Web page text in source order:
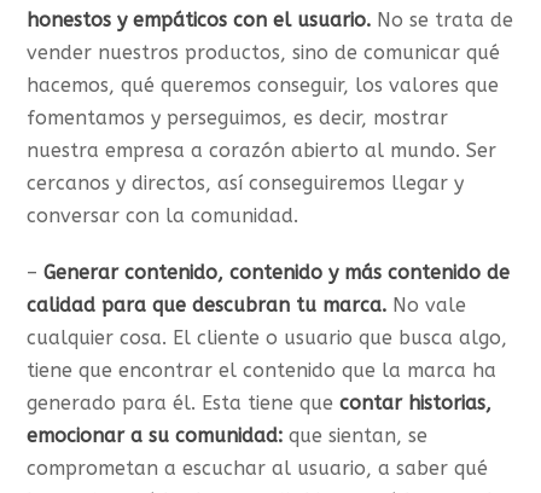
honestos y empáticos con el usuario. No se trata de
vender nuestros productos, sino de comunicar qué
hacemos, qué queremos conseguir, los valores que
fomentamos y perseguimos, es decir, mostrar
nuestra empresa a corazón abierto al mundo. Ser
cercanos y directos, así conseguiremos llegar y
conversar con la comunidad.
–Generar contenido, contenido y más contenido de
calidad para que descubran tu marca. No vale
cualquier cosa. El cliente o usuario que busca algo,
tiene que encontrar el contenido que la marca ha
generado para él. Esta tiene que contar historias,
emocionar a su comunidad: que sientan, se
comprometan a escuchar al usuario, a saber qué